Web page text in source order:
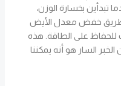
تبدأين بخسارة الوزن،
طريق خفض معدل الأيض
على الطاقة. هذه
الخبر السار هو أنه يمكننا